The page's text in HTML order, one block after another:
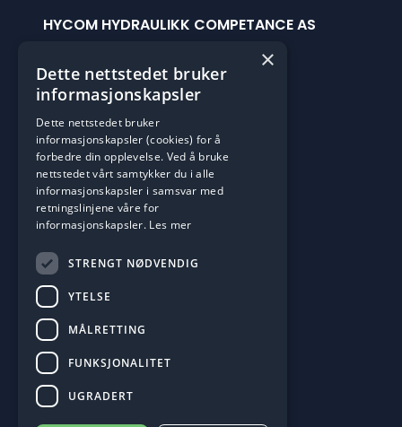
HYCOM HYDRAULIKK COMPETANCE AS
5174 Mathopen
Org.Nr: 925029629
ÅPNINGSTIDER
Man-Fre: 0700 til 1500
Vi har 24/7 Vaktservice
Åpne google maps
KONTAKT OSS
Telefon: +47 55 15 08 60
post@hycom.no
×
Dette nettstedet bruker
informasjonskapsler
Dette nettstedet bruker
informasjonskapsler (cookies) for å
forbedre din opplevelse. Ved å bruke
nettstedet vårt samtykker du i alle
informasjonskapsler i samsvar med
retningslinjene våre for
informasjonskapsler. Les mer
STRENGT NØDVENDIG
YTELSE
MÅLRETTING
FUNKSJONALITET
UGRADERT